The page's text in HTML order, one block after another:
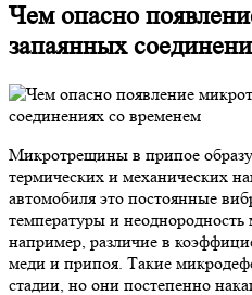
Чем опасно
запаянных
Микротрещины в припое
термических и механических
автомобиля это постоянные
температуры и неоднородность
например, различие в
меди и припоя. Такие
стадии, но они постепенно